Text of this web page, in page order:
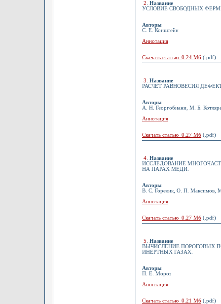
2
Название
УСЛОВИЕ СВОБОДНЫХ
Авторы
С. Е. Конштейн
Аннотация
Скачать статью 0.24 Мб (.pdf)
3
Название
РАСЧЕТ РАВНОВЕСИЯ
Авторы
А. Н. Георгобиани, М. Б.
Аннотация
Скачать статью 0.27 Мб (.pdf)
4 Название
ИССЛЕДОВАНИЕ
НА ПАРАХ МЕДИ.
Авторы
В. С. Горелик, О. П. Максимов,
Аннотация
Скачать статью 0.27 Мб (.pdf)
5
Название
ВЫЧИСЛЕНИЕ ПОРОГОВЫХ
ИНЕРТНЫХ ГАЗАХ.
Авторы
П. Е. Мороз
Аннотация
Скачать статью 0.21 Мб (.pdf)